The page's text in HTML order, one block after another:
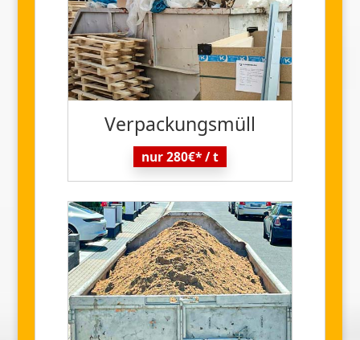
Verpackungsmüll
nur 280€* / t